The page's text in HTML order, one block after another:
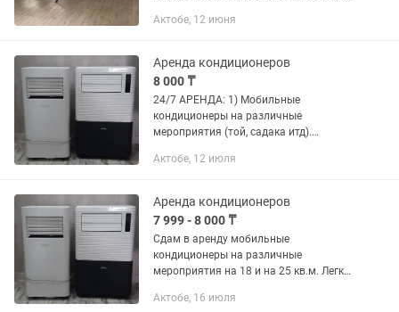
Аренда/прокат проектора + экран для
Актобе, 12 июня
Аренда кондиционеров
8 000 ₸
24/7 АРЕНДА: 1) Мобильные
кондиционеры на различные
мероприятия (той, садака итд).
достаточно вывести гофрированный
отводится...
Актобе, 12 июля
Аренда кондиционеров
7 999 - 8 000 ₸
Сдам в аренду мобильные
кондиционеры на различные
мероприятия на 18 и на 25 кв.м. Легкий
Актобе, 16 июля